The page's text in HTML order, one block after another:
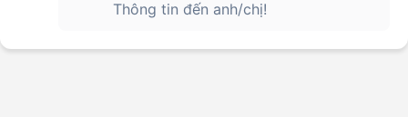
Thông tin đến anh/chị!